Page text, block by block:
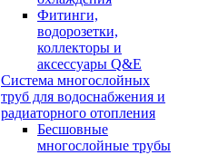
Фитинги,
водорозетки,
коллекторы и
аксессуары Q&E
Система многослойных
труб для водоснабжения и
радиаторного отопления
Бесшовные
многослойные трубы